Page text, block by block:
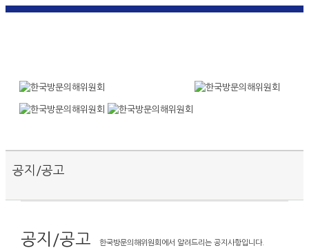
공지/공고
공지/공고 한국방문의해위원회에서 알려드리는 공지사항입니다.